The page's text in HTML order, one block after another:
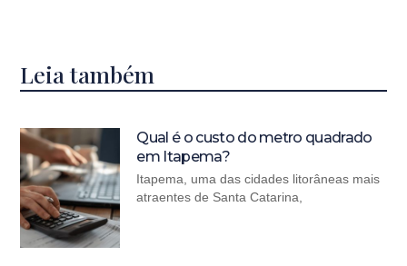
Leia também
Qual é o custo do metro quadrado
em Itapema?
Itapema, uma das cidades litorâneas mais
atraentes de Santa Catarina,